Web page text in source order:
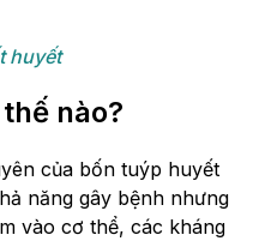
huyết
nào?
của bốn tuýp huyết
năng gây bệnh nhưng
vào cơ thể, các kháng